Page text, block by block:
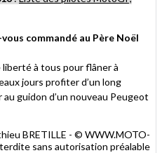
commandé au Père Noël
à tous pour flâner à
jours profiter d’un long
guidon d’un nouveau Peugeot
BRETILLE - © WWW.MOTO-
sans autorisation préalable